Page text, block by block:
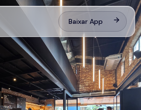
Baixar App